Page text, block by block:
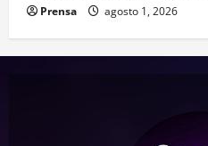
Prensa agosto 1, 2026